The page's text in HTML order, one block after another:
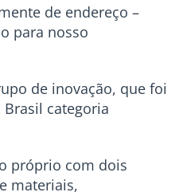
de endereço –
para nosso
de inovação, que foi
Brasil categoria
próprio com dois
materiais,